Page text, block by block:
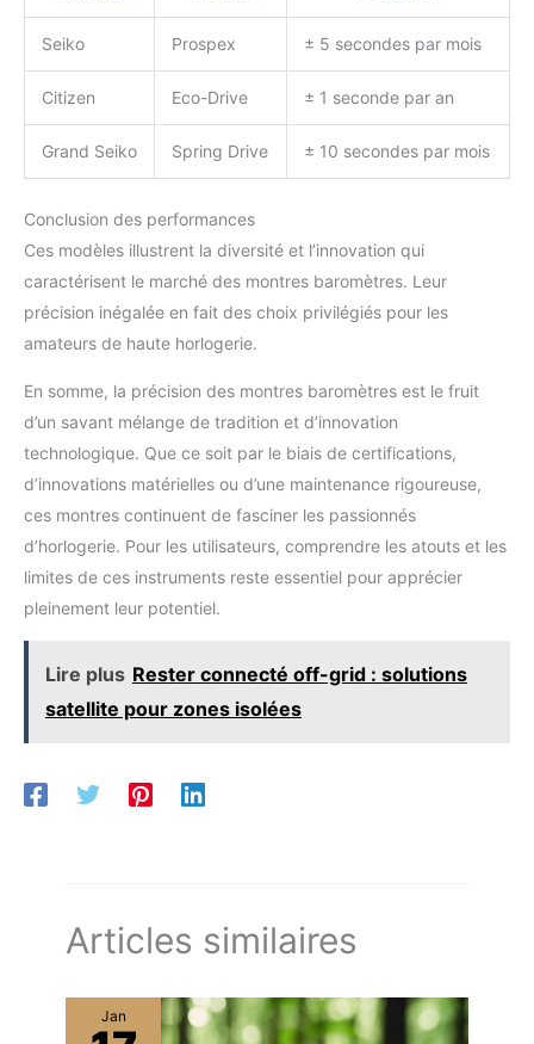
Seiko Prospex ± 5 secondes par mois
Citizen Eco-Drive ± 1 seconde par an
Grand Seiko Spring Drive ± 10 secondes par mois
Conclusion des performances
Ces modèles illustrent la diversité et l’innovation qui
caractérisent le marché des montres baromètres. Leur
précision inégalée en fait des choix privilégiés pour les
amateurs de haute horlogerie.
En somme, la précision des montres baromètres est le fruit
d’un savant mélange de tradition et d’innovation
technologique. Que ce soit par le biais de certifications,
d’innovations matérielles ou d’une maintenance rigoureuse,
ces montres continuent de fasciner les passionnés
d’horlogerie. Pour les utilisateurs, comprendre les atouts et les
limites de ces instruments reste essentiel pour apprécier
pleinement leur potentiel.
Lire plus Rester connecté off-grid : solutions
satellite pour zones isolées
Articles similaires
Jan